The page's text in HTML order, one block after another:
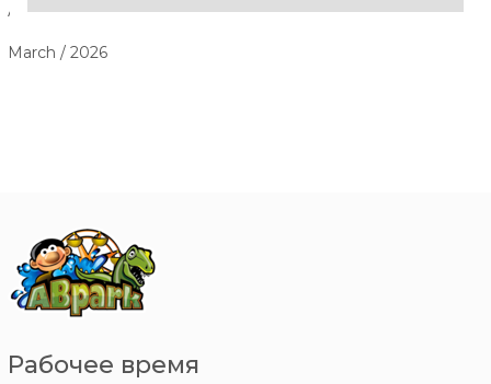
April / 2026
March / 2026
Рабочее время